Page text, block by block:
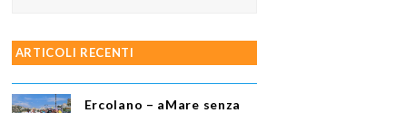
ARTICOLI RECENTI
Ercolano – aMare senza